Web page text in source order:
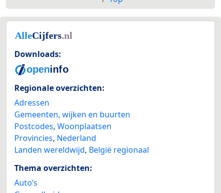
Downloads:
Regionale overzichten:
Adressen
Gemeenten, wijken en buurten
Postcodes, Woonplaatsen
Provincies, Nederland
Landen wereldwijd, België regionaal
Thema overzichten:
Auto’s